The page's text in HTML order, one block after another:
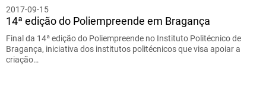
2017-09-15
14ª edição do Poliempreende em Bragança
Final da 14ª edição do Poliempreende no Instituto Politécnico de
Bragança, iniciativa dos institutos politécnicos que visa apoiar a
criação…